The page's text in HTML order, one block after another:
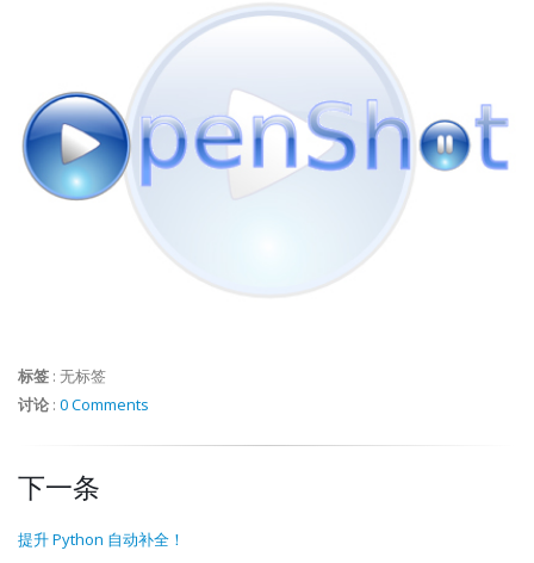
标签 : 无标签
讨论 : 0 Comments
下一条
提升 Python 自动补全！